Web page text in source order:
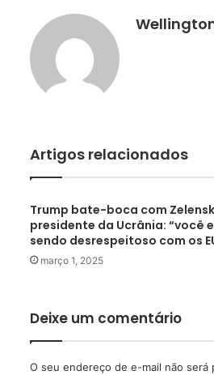
Artigos relacionados
Trump bate-boca com
presidente da Ucrânia: “você
sendo desrespeitoso com os
março 1, 2025
Deixe um comentário
O seu endereço de e-mail não será